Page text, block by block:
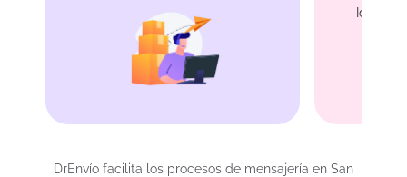
Ideal
DrEnvío facilita los procesos de mensajería en San